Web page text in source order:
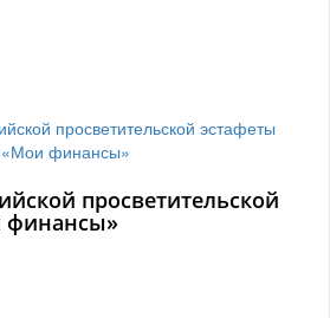
просветительской
финансы»